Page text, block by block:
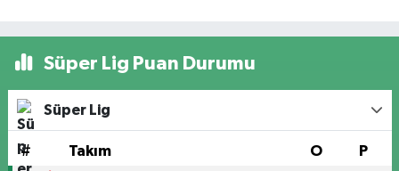
Süper Lig Puan Durumu
Süper Lig
# Takım O P